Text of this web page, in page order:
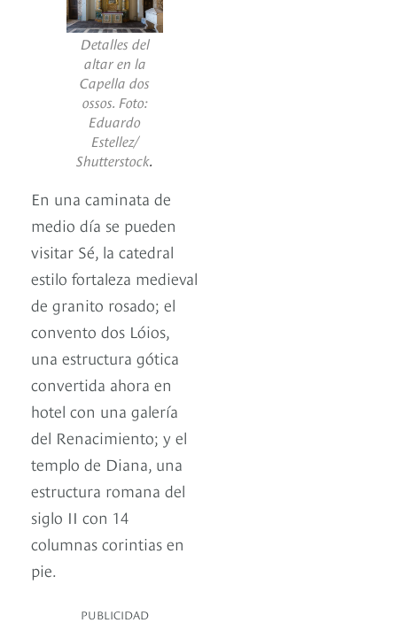
Detalles del
altar en la
Capella dos
ossos. Foto:
Eduardo
Estellez/
Shutterstock
En una caminata de
medio día se pueden
visitar Sé, la catedral
estilo fortaleza medieval
de granito rosado; el
convento dos Lóios,
una estructura gótica
convertida ahora en
hotel con una galería
del Renacimiento; y el
templo de Diana, una
estructura romana del
siglo II con 14
columnas corintias en
pie.
PUBLICIDAD